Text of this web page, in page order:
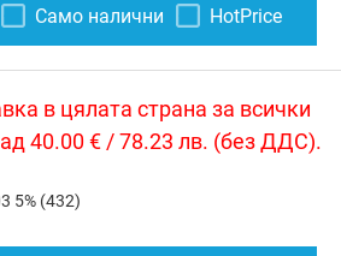
Само налични HotPrice
в цялата страна за всички
40.00 € / 78.23 лв. (без ДДС).
5% (432)